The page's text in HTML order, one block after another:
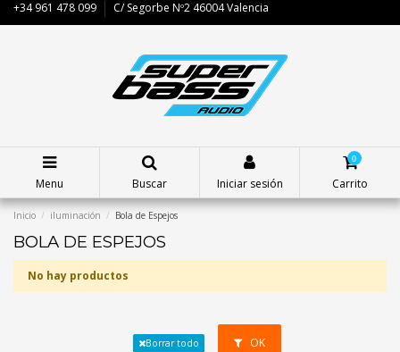
+34 961 478 099 C/ Segorbe Nº2 46004 Valencia
Menu Buscar Iniciar sesión
0
Carrito
Inicio iluminación Bola de Espejos
BOLA DE ESPEJOS
No hay productos
Borrar todo OK